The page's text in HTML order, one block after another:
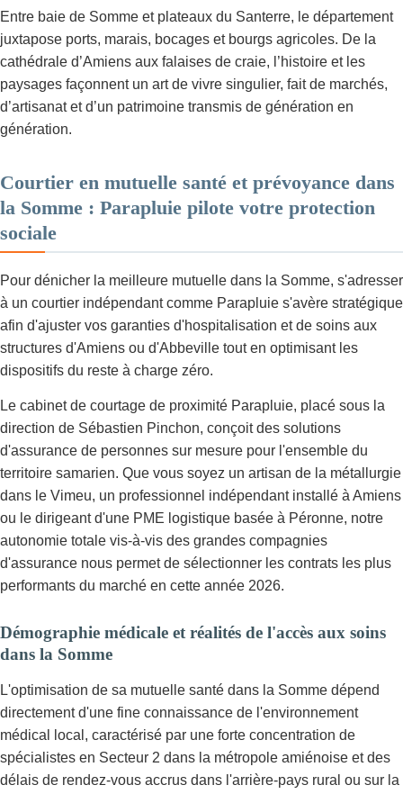
Entre baie de Somme et plateaux du Santerre, le département
juxtapose ports, marais, bocages et bourgs agricoles. De la
cathédrale d’Amiens aux falaises de craie, l’histoire et les
paysages façonnent un art de vivre singulier, fait de marchés,
d’artisanat et d’un patrimoine transmis de génération en
génération.
Courtier en mutuelle santé et prévoyance dans
la Somme : Parapluie pilote votre protection
sociale
Pour dénicher la meilleure mutuelle dans la Somme, s'adresser
à un courtier indépendant comme Parapluie s'avère stratégique
afin d'ajuster vos garanties d'hospitalisation et de soins aux
structures d'Amiens ou d'Abbeville tout en optimisant les
dispositifs du reste à charge zéro.
Le cabinet de courtage de proximité Parapluie, placé sous la
direction de Sébastien Pinchon, conçoit des solutions
d'assurance de personnes sur mesure pour l'ensemble du
territoire samarien. Que vous soyez un artisan de la métallurgie
dans le Vimeu, un professionnel indépendant installé à Amiens
ou le dirigeant d'une PME logistique basée à Péronne, notre
autonomie totale vis-à-vis des grandes compagnies
d'assurance nous permet de sélectionner les contrats les plus
performants du marché en cette année 2026.
Démographie médicale et réalités de l'accès aux soins
dans la Somme
L'optimisation de sa mutuelle santé dans la Somme dépend
directement d'une fine connaissance de l'environnement
médical local, caractérisé par une forte concentration de
spécialistes en Secteur 2 dans la métropole amiénoise et des
délais de rendez-vous accrus dans l'arrière-pays rural ou sur la